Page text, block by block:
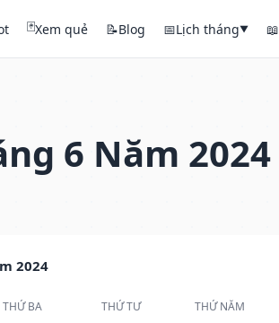
🃏Xem quẻ 📝Blog 📅Lịch tháng▼ 📖
6 Năm 2024
2024
THỨ BA THỨ TƯ THỨ NĂM